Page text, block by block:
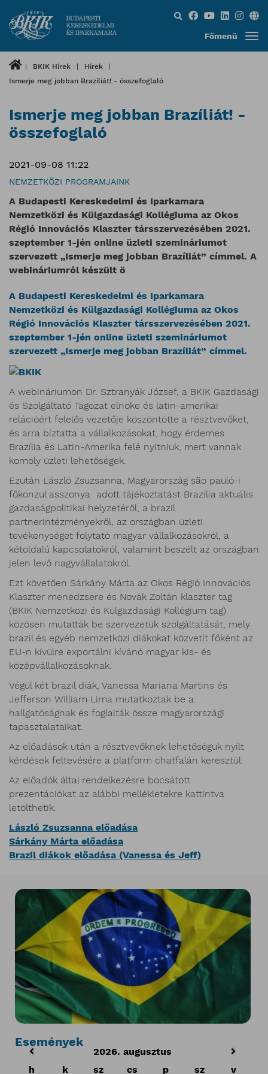
Keresés...
Főmenü
BKIK Hírek
Hírek
Ismerje meg jobban Brazíliát! - összefoglaló
Ismerje meg jobban Brazíliát! -
összefoglaló
2021-09-08 11:22
NEMZETKÖZI PROGRAMJAINK
A Budapesti Kereskedelmi és Iparkamara
Nemzetközi és Külgazdasági Kollégiuma az Okos
Régió Innovációs Klaszter társszervezésében 2021.
szeptember 1-jén online üzleti szemináriumot
szervezett „Ismerje meg jobban Brazíliát” címmel. A
webináriumról készült ö
A Budapesti Kereskedelmi és Iparkamara
Nemzetközi és Külgazdasági Kollégiuma az Okos
Régió Innovációs Klaszter társszervezésében 2021.
szeptember 1-jén online üzleti szemináriumot
szervezett „Ismerje meg jobban Brazíliát” címmel.
A webináriumon Dr. Sztranyák József, a BKIK Gazdasági
és Szolgáltató Tagozat elnöke és latin-amerikai
relációért felelős vezetője köszöntötte a résztvevőket,
és arra bíztatta a vállalkozásokat, hogy érdemes
Brazília és Latin-Amerika felé nyitniuk, mert vannak
komoly üzleti lehetőségek.
Ezután László Zsuzsanna, Magyarország são pauló-i
főkonzul asszonya adott tájékoztatást Brazília aktuális
gazdaságpolitikai helyzetéről, a brazil
partnerintézményekről, az országban üzleti
tevékenységet folytató magyar vállalkozásokról, a
kétoldalú kapcsolatokról, valamint beszélt az országban
jelen levő nagyvállalatokról.
Ezt követően Sárkány Márta az Okos Régió Innovációs
Klaszter menedzsere és Novák Zoltán klaszter tag
(BKIK Nemzetközi és Külgazdasági Kollégium tag)
közösen mutatták be szervezetük szolgáltatását, mely
brazil és egyéb nemzetközi diákokat közvetít főként az
EU-n kívülre exportálni kívánó magyar kis- és
középvállalkozásoknak.
Végül két brazil diák, Vanessa Mariana Martins és
Jefferson William Lima mutatkoztak be a
hallgatóságnak és foglalták össze magyarországi
tapasztalataikat.
Az előadások után a résztvevőknek lehetőségük nyílt
kérdések feltevésére a platform chatfalán keresztül.
Az előadók által rendelkezésre bocsátott
prezentációkat az alábbi mellékletekre kattintva
letölthetik.
László Zsuzsanna előadása
Sárkány Márta előadása
Brazil diákok előadása (Vanessa és Jeff)
Események
2026. augusztus
h
k sz cs p sz
v